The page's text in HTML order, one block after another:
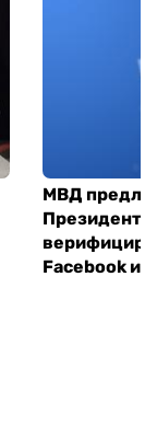
МВД
Facebook и